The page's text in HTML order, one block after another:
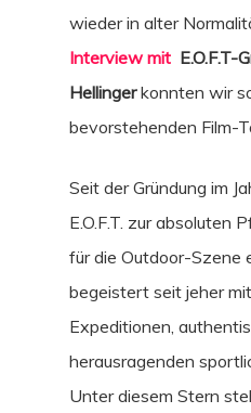
wieder in alter
Interview mit E.O.F.T-
Hellingerkonnten wir
bevorstehenden Film-
Seit der Gründung im
E.O.F.T. zur absoluten
für die Outdoor-Szene
begeistert seit jeher
Expeditionen,
herausragenden
Unter diesem Stern